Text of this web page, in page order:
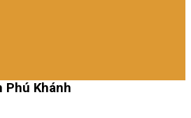
Phú Khánh